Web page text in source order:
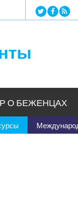
Jump to
О БЕЖЕНЦАХ